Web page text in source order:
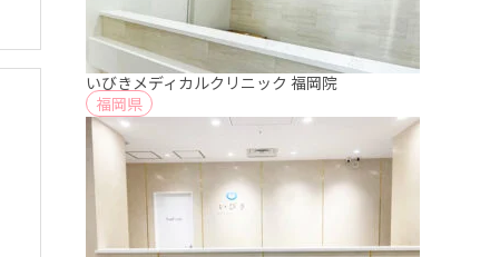
いびきメディカルクリニック 福岡院
福岡県